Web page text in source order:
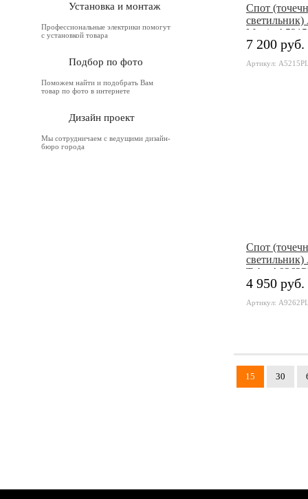
Установка и монтаж
Профессиональные электрики помогут
с установкой товара
Подбор по фото
Поможем найти и подобрать Вам
товар по фото в интернете
Дизайн проект
Мы сотрудничаем с ведущими дизайн-
бюро города
Cпот
светильник)
Martin
7 200 руб.
Артикул:
Cпот
светильник)
Tubo
4 950 руб.
Артикул:
15 30